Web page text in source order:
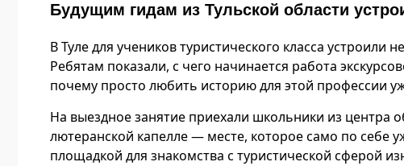
Будущим гидам из Тульской области
В Туле для учеников туристического класса
Ребятам показали, с чего начинается работа
почему просто любить историю для этой профессии
На выездное занятие приехали школьники из
лютеранской капелле — месте, которое само по себе
площадкой для знакомства с туристической сферой